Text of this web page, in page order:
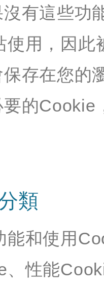
有這些功
使用，因
存在您的
的
類
能和使用
、性能